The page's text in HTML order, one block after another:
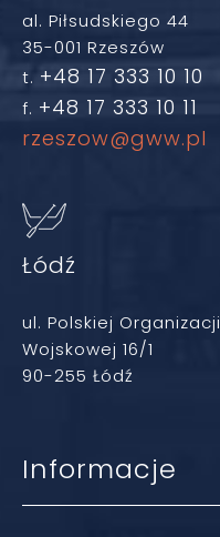
al. Piłsudskiego 44
35-001 Rzeszów
t. +48 17 333 10 10
f. +48 17 333 10 11
rzeszow@gww.pl
Łódź
ul. Polskiej Organizacji
Wojskowej 16/1
90-255 Łódź
Informacje